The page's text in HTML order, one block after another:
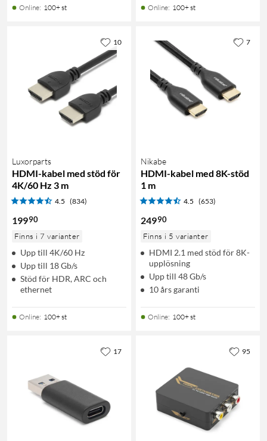
Online: 100+ st Online: 100+ st
Luxorparts
HDMI-kabel med stöd för
4K/60 Hz 3 m
4.5 (834)
19990
Finns i 7 varianter
Upp till 4K/60 Hz
Upp till 18 Gb/s
Stöd för HDR, ARC och
ethernet
Online: 100+ st
10
Nikabe
HDMI-kabel med 8K-stöd
1 m
4.5 (653)
24990
Finns i 5 varianter
HDMI 2.1 med stöd för 8K-
upplösning
Upp till 48 Gb/s
10 års garanti
Online: 100+ st
7
17 95